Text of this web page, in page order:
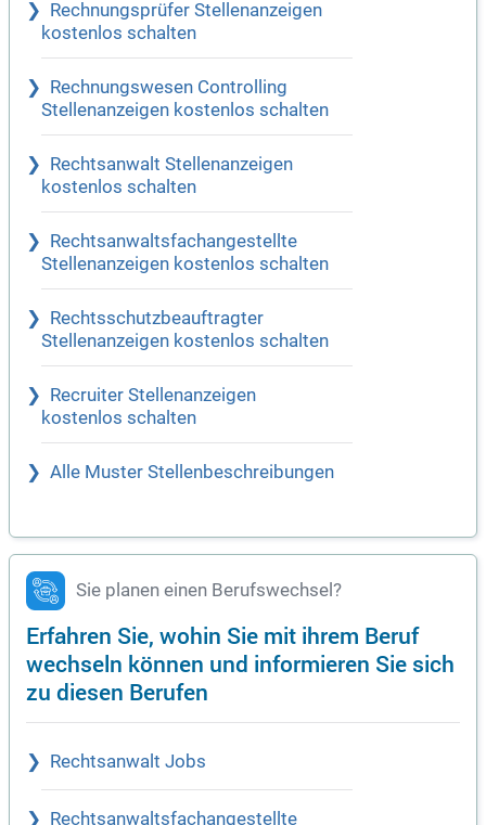
Rechnungsprüfer Stellenanzeigen
kostenlos schalten
Rechnungswesen Controlling
Stellenanzeigen kostenlos schalten
Rechtsanwalt Stellenanzeigen
kostenlos schalten
Rechtsanwaltsfachangestellte
Stellenanzeigen kostenlos schalten
Rechtsschutzbeauftragter
Stellenanzeigen kostenlos schalten
Recruiter Stellenanzeigen
kostenlos schalten
Alle Muster Stellenbeschreibungen
Sie planen einen Berufswechsel?
Erfahren Sie, wohin Sie mit ihrem Beruf
wechseln können und informieren Sie sich
zu diesen Berufen
Rechtsanwalt Jobs
Rechtsanwaltsfachangestellte